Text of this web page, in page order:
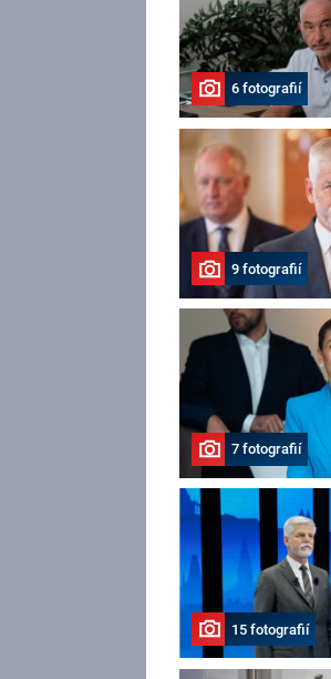
6 fotografií
9 fotografií
7 fotografií
15 fotografií